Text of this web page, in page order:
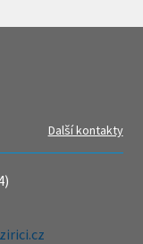
Další kontakty